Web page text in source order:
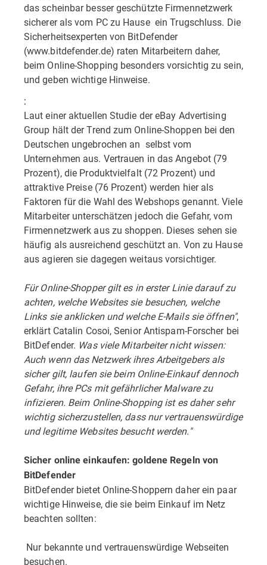
das scheinbar besser geschützte Firmennetzwerk
sicherer als vom PC zu Hause  ein Trugschluss. Die
Sicherheitsexperten von BitDefender
(www.bitdefender.de) raten Mitarbeitern daher,
beim Online-Shopping besonders vorsichtig zu sein,
und geben wichtige Hinweise.
:
Laut einer aktuellen Studie der eBay Advertising
Group hält der Trend zum Online-Shoppen bei den
Deutschen ungebrochen an  selbst vom
Unternehmen aus. Vertrauen in das Angebot (79
Prozent), die Produktvielfalt (72 Prozent) und
attraktive Preise (76 Prozent) werden hier als
Faktoren für die Wahl des Webshops genannt. Viele
Mitarbeiter unterschätzen jedoch die Gefahr, vom
Firmennetzwerk aus zu shoppen. Dieses sehen sie
häufig als ausreichend geschützt an. Von zu Hause
aus agieren sie dagegen weitaus vorsichtiger.
Für Online-Shopper gilt es in erster Linie darauf zu
achten, welche Websites sie besuchen, welche
Links sie anklicken und welche E-Mails sie öffnen",
erklärt Catalin Cosoi, Senior Antispam-Forscher bei
BitDefender. Was viele Mitarbeiter nicht wissen:
Auch wenn das Netzwerk ihres Arbeitgebers als
sicher gilt, laufen sie beim Online-Einkauf dennoch
Gefahr, ihre PCs mit gefährlicher Malware zu
infizieren. Beim Online-Shopping ist es daher sehr
wichtig sicherzustellen, dass nur vertrauenswürdige
und legitime Websites besucht werden."
Sicher online einkaufen: goldene Regeln von
BitDefender
BitDefender bietet Online-Shoppern daher ein paar
wichtige Hinweise, die sie beim Einkauf im Netz
beachten sollten:
 Nur bekannte und vertrauenswürdige Webseiten
besuchen.